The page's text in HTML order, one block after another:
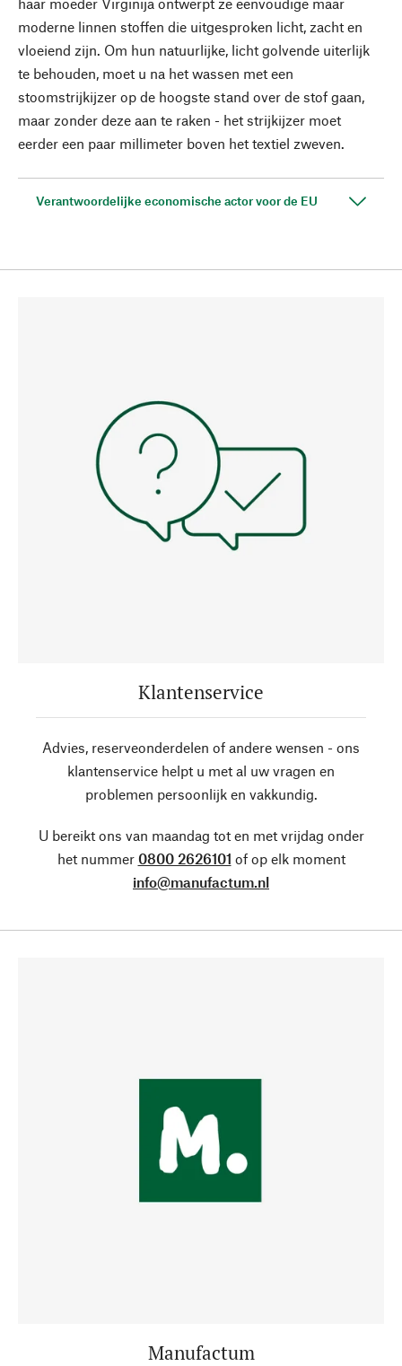
moderne linnen stoffen die uitgesproken licht, zacht en
vloeiend zijn. Om hun natuurlijke, licht golvende uiterlijk
te behouden, moet u na het wassen met een
stoomstrijkijzer op de hoogste stand over de stof gaan,
maar zonder deze aan te raken - het strijkijzer moet
eerder een paar millimeter boven het textiel zweven.
Verantwoordelijke economische actor voor de EU
Klantenservice
Advies, reserveonderdelen of andere wensen - ons
klantenservice helpt u met al uw vragen en
problemen persoonlijk en vakkundig.
U bereikt ons van maandag tot en met vrijdag onder
het nummer 0800 2626101 of op elk moment
info@manufactum.nl
Manufactum